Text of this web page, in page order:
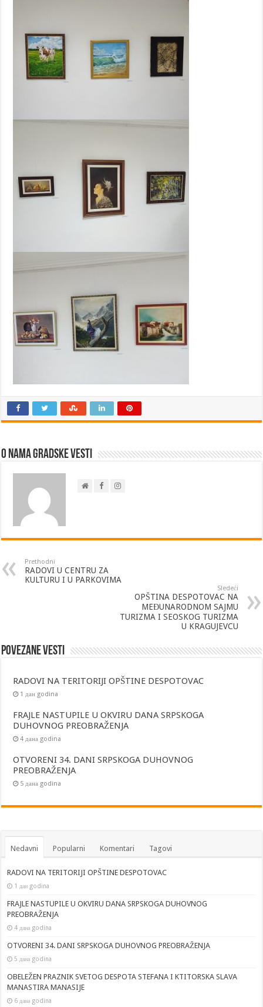
O nama Gradske Vesti
Prethodni
RADOVI U CENTRU ZA
KULTURU I U PARKOVIMA
Sledeći
OPŠTINA DESPOTOVAC NA
MEĐUNARODNOM SAJMU
TURIZMA I SEOSKOG TURIZMA
U KRAGUJEVCU
Povezane vesti
RADOVI NA TERITORIJI OPŠTINE DESPOTOVAC
1 дан godina
FRAJLE NASTUPILE U OKVIRU DANA SRPSKOGA
DUHOVNOG PREOBRAŽENJA
4 дана godina
OTVORENI 34. DANI SRPSKOGA DUHOVNOG
PREOBRAŽENJA
5 дана godina
Nedavni Popularni Komentari Tagovi
RADOVI NA TERITORIJI OPŠTINE DESPOTOVAC
1 дан godina
FRAJLE NASTUPILE U OKVIRU DANA SRPSKOGA DUHOVNOG
PREOBRAŽENJA
4 дана godina
OTVORENI 34. DANI SRPSKOGA DUHOVNOG PREOBRAŽENJA
5 дана godina
OBELEŽEN PRAZNIK SVETOG DESPOTA STEFANA I KTITORSKA SLAVA
MANASTIRA MANASIJE
6 дана godina